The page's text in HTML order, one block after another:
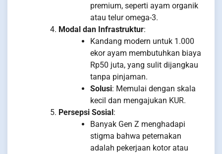
premium, seperti ayam organik
atau telur omega-3.
Modal dan Infrastruktur:
Kandang modern untuk 1.000
ekor ayam membutuhkan biaya
Rp50 juta, yang sulit dijangkau
tanpa pinjaman.
Solusi: Memulai dengan skala
kecil dan mengajukan KUR.
Persepsi Sosial:
Banyak Gen Z menghadapi
stigma bahwa peternakan
adalah pekerjaan kotor atau